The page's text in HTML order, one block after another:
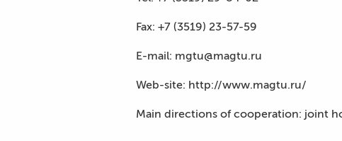
Fax: +7 (3519) 23-57-59
E-mail: mgtu@magtu.ru
Web-site: http://www.magtu.ru/
Main directions of cooperation: joint